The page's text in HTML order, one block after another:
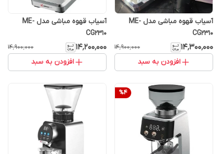
آسیاب قهوه مباشی مدل ME-
CG2310
۱۴٬۳۰۰٬۰۰۰ ۱۴٬۹۰۰٬۰۰۰
افزودن به سبد
آسیاب قهوه مباشی مدل ME-
CG2310
۱۴٬۲۰۰٬۰۰۰ ۱۴٬۹۰۰٬۰۰۰
افزودن به سبد
%4